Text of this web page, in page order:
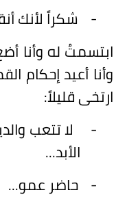
- شكراً لأنك
ابتسمتُ له وأنا
وأنا أعيد إحكام
ارتخى قليلاً:
-
لا تتعب
الأبد...
- حاضر عمو...